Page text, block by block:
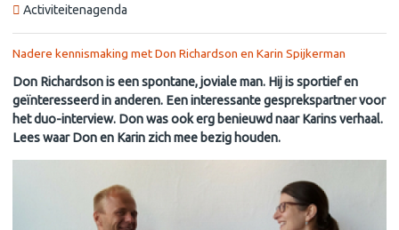
Activiteitenagenda
Nadere kennismaking met Don Richardson en Karin Spijkerman
Don Richardson is een spontane, joviale man. Hij is sportief en
geïnteresseerd in anderen. Een interessante gesprekspartner voor
het duo-interview. Don was ook erg benieuwd naar Karins verhaal.
Lees waar Don en Karin zich mee bezig houden.